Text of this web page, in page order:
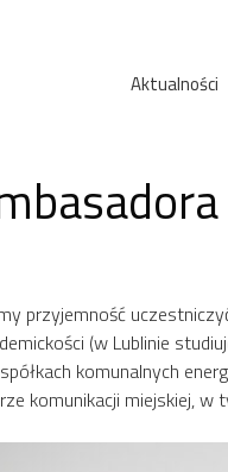
Aktualności
przyjemność
(w Lublinie
komunalnych
komunikacji miejskiej,